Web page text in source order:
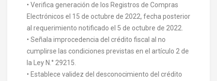
• Verifica generación de los Registros de Compras
Electrónicos el 15 de octubre de 2022, fecha posterior
al requerimiento notificado el 5 de octubre de 2022.
• Señala improcedencia del crédito fiscal al no
cumplirse las condiciones previstas en el artículo 2 de
la Ley N.° 29215.
• Establece validez del desconocimiento del crédito